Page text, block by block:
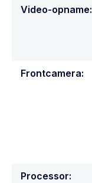
Video-opname:
Frontcamera:
Processor: